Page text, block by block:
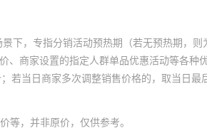
下，专指分销活动预热期（若无预热期，
商家设置的指定人群单品优惠活动等各种
当日商家多次调整销售价格的，取当日最
等，并非原价，仅供参考。